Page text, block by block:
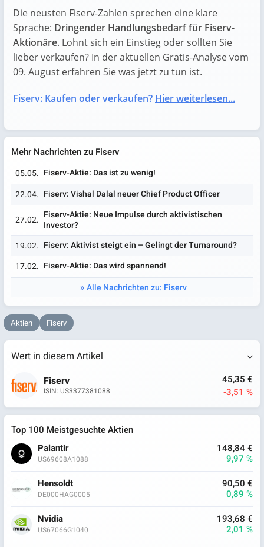
Die neusten Fiserv-Zahlen sprechen eine klare
Sprache: Dringender Handlungsbedarf für Fiserv-
Aktionäre. Lohnt sich ein Einstieg oder sollten Sie
lieber verkaufen? In der aktuellen Gratis-Analyse vom
09. August erfahren Sie was jetzt zu tun ist.
Fiserv: Kaufen oder verkaufen? Hier weiterlesen...
Mehr Nachrichten zu Fiserv
05.05. Fiserv-Aktie: Das ist zu wenig!
22.04. Fiserv: Vishal Dalal neuer Chief Product Officer
27.02. Fiserv-Aktie: Neue Impulse durch aktivistischen
Investor?
19.02. Fiserv: Aktivist steigt ein – Gelingt der Turnaround?
17.02. Fiserv-Aktie: Das wird spannend!
Alle Nachrichten zu: Fiserv
Aktien Fiserv
Wert in diesem Artikel
Fiserv
ISIN: US3377381088
45,35 €
-3,51 %
Top 100 Meistgesuchte Aktien
Palantir
US69608A1088
148,84 €
9,97 %
Hensoldt
DE000HAG0005
90,50 €
0,89 %
Nvidia
US67066G1040
193,68 €
2,01 %